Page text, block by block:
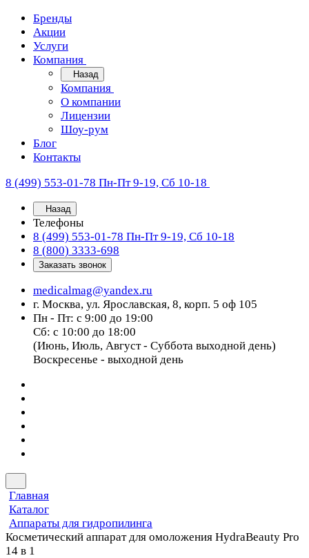
Бренды
Акции
Услуги
Компания
Назад
Компания
О компании
Лицензии
Шоу-рум
Блог
Контакты
8 (499) 553-01-78 Пн-Пт 9-19, Сб 10-18
Назад
Телефоны
8 (499) 553-01-78 Пн-Пт 9-19, Сб 10-18
8 (800) 3333-698
Заказать звонок
medicalmag@yandex.ru
г. Москва, ул. Ярославская, 8, корп. 5 оф 105
Пн - Пт: с 9:00 до 19:00
Сб: с 10:00 до 18:00
(Июнь, Июль, Август - Суббота выходной день)
Воскресенье - выходной день
Главная
Каталог
Аппараты для гидропилинга
Косметический аппарат для омоложения HydraBeauty Pro
14 в 1